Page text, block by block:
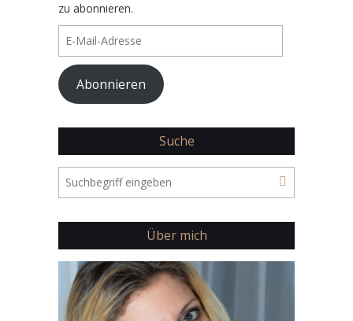
zu abonnieren.
Adresse
Abonnieren
Suche
Über mich